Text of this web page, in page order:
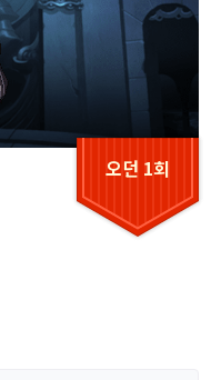
오던 1회